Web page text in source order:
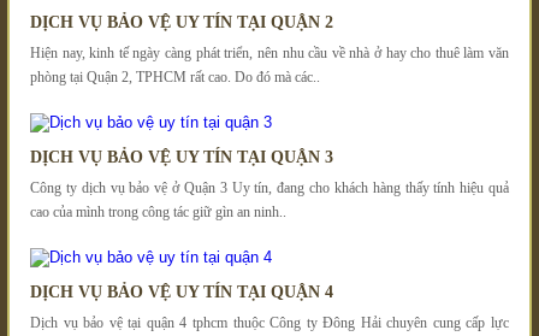
DỊCH VỤ BẢO VỆ UY TÍN TẠI QUẬN 2
Hiện nay, kinh tế ngày càng phát triển, nên nhu cầu về nhà ở hay cho thuê làm văn
phòng tại Quận 2, TPHCM rất cao. Do đó mà các..
DỊCH VỤ BẢO VỆ UY TÍN TẠI QUẬN 3
Công ty dịch vụ bảo vệ ở Quận 3 Uy tín, đang cho khách hàng thấy tính hiệu quả
cao của mình trong công tác giữ gìn an ninh..
DỊCH VỤ BẢO VỆ UY TÍN TẠI QUẬN 4
Dịch vụ bảo vệ tại quận 4 tphcm thuộc Công ty Đông Hải chuyên cung cấp lực